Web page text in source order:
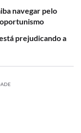
navegar pelo
prejudicando a